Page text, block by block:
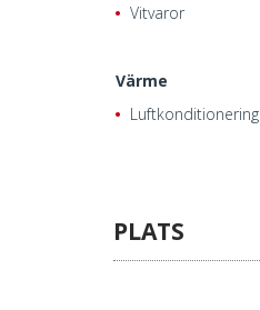
Vitvaror
Värme
Luftkonditionering
PLATS